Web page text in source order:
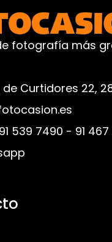
fotografía más
de Curtidores 22,
539 7490 - 91 467